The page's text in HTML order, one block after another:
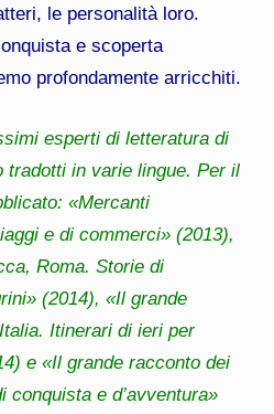
le personalità loro.
e scoperta
profondamente arricchiti.
esperti di letteratura di
tradotti in varie lingue. Per il
«Mercanti
e di commerci» (2013),
Roma. Storie di
(2014), «Il grande
Itinerari di ieri per
e «Il grande racconto dei
conquista e d’avventura»